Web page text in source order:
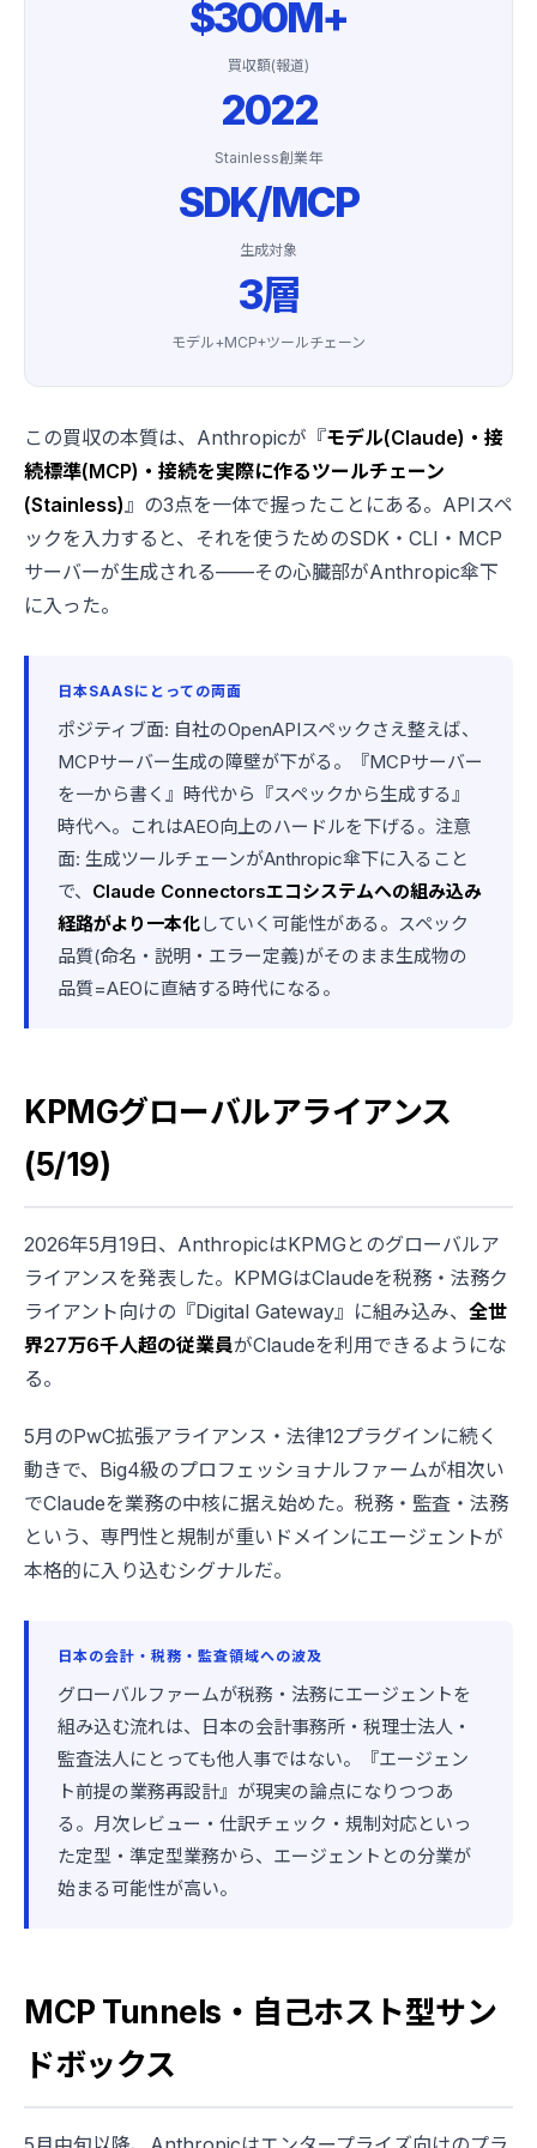
$300M+
買収額(報道)
2022
Stainless創業年
SDK/MCP
生成対象
3層
モデル+MCP+ツールチェーン
この買収の本質は、Anthropicが『モデル(Claude)・接
続標準(MCP)・接続を実際に作るツールチェーン
(Stainless)』の3点を一体で握ったことにある。APIスペ
ックを入力すると、それを使うためのSDK・CLI・MCP
サーバーが生成される——その心臓部がAnthropic傘下
に入った。
日本SAASにとっての両面
ポジティブ面: 自社のOpenAPIスペックさえ整えば、
MCPサーバー生成の障壁が下がる。『MCPサーバー
を一から書く』時代から『スペックから生成する』
時代へ。これはAEO向上のハードルを下げる。注意
面: 生成ツールチェーンがAnthropic傘下に入ること
で、 Claude Connectorsエコシステムへの組み込み
経路がより一本化していく可能性がある。スペック
品質(命名・説明・エラー定義)がそのまま生成物の
品質=AEOに直結する時代になる。
KPMGグローバルアライアンス
(5/19)
2026年5月19日、AnthropicはKPMGとのグローバルア
ライアンスを発表した。KPMGはClaudeを税務・法務ク
ライアント向けの『Digital Gateway』に組み込み、 全世
界27万6千人超の従業員がClaudeを利用できるようにな
る。
5月のPwC拡張アライアンス・法律12プラグインに続く
動きで、Big4級のプロフェッショナルファームが相次い
でClaudeを業務の中核に据え始めた。税務・監査・法務
という、専門性と規制が重いドメインにエージェントが
本格的に入り込むシグナルだ。
日本の会計・税務・監査領域への波及
グローバルファームが税務・法務にエージェントを
組み込む流れは、日本の会計事務所・税理士法人・
監査法人にとっても他人事ではない。『エージェン
ト前提の業務再設計』が現実の論点になりつつあ
る。月次レビュー・仕訳チェック・規制対応といっ
た定型・準定型業務から、エージェントとの分業が
始まる可能性が高い。
MCP Tunnels・自己ホスト型サン
ドボックス